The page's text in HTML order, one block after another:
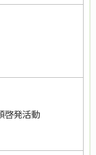
啓発活動